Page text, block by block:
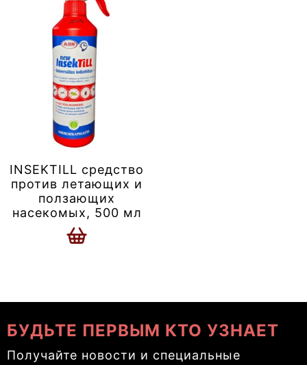
INSEKTILL средство
против летающих и
ползающих
насекомых, 500 мл
БУДЬТЕ ПЕРВЫМ КТО УЗНАЕТ
Получайте новости и специальные